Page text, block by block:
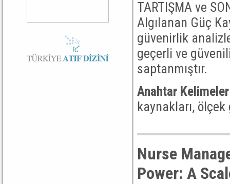
TARTIŞMA ve
Algılanan Güç
güvenirlik
geçerli ve
saptanmıştır.
Anahtar
kaynakları,
Nurse
Power: A